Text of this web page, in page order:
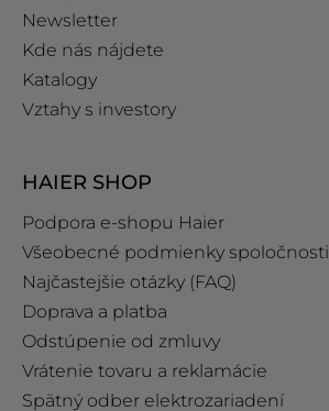
Newsletter
Kde nás nájdete
Katalogy
Vztahy s investory
HAIER SHOP
Podpora e‑shopu Haier
Všeobecné podmienky spoločnosti
Najčastejšie otázky (FAQ)
Doprava a platba
Odstúpenie od zmluvy
Vrátenie tovaru a reklamácie
Spätný odber elektrozariadení